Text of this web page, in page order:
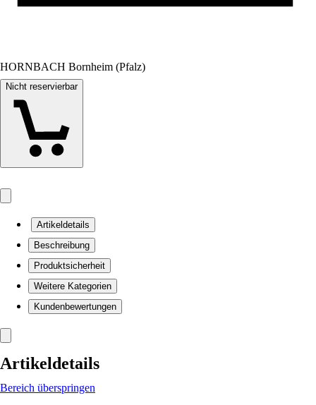
HORNBACH Bornheim (Pfalz)
Nicht reservierbar
Artikeldetails
Beschreibung
Produktsicherheit
Weitere Kategorien
Kundenbewertungen
Artikeldetails
Bereich überspringen